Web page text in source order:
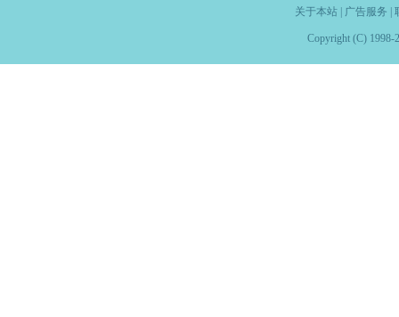
关于本站| 广告服务
Copyright (C) 1998-